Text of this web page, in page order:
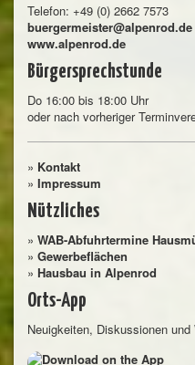
Telefon: +49 (0) 2662 7573
buergermeister@alpenrod.de
www.alpenrod.de
Bürgersprechstunde
Do 16:00 bis 18:00 Uhr
oder nach vorheriger
» Kontakt
» Impressum
Nützliches
» WAB-Abfuhrtermine
» Gewerbeflächen
» Hausbau in Alpenrod
Orts-App
Neuigkeiten, Diskussionen